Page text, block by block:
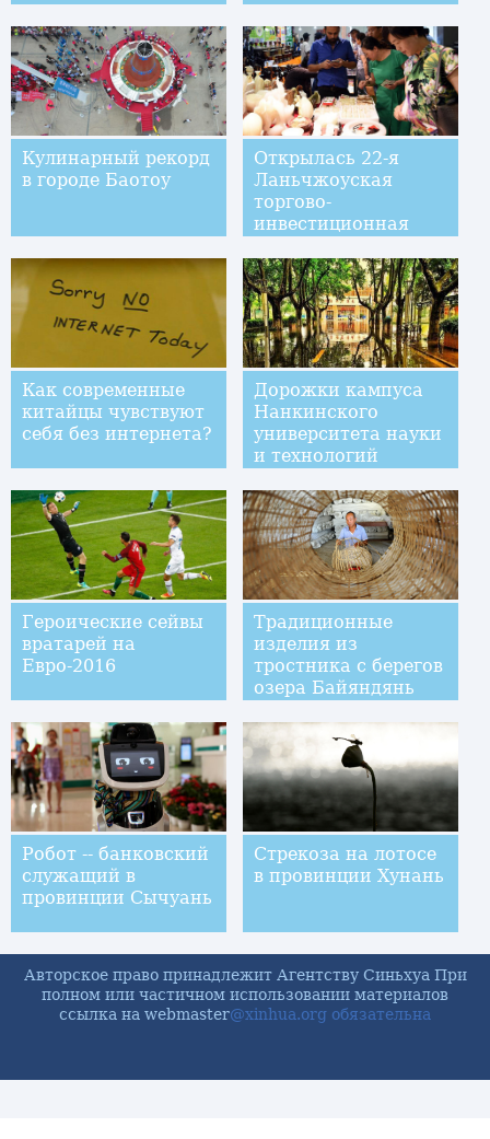
Кулинарный рекорд
в городе Баотоу
Открылась 22-я
Ланьчжоуская
торгово-
инвестиционная
Как современные
китайцы чувствуют
себя без интернета?
Дорожки кампуса
Нанкинского
университета науки
и технологий
бесконечные озера
и реки из-за
продолжительных
проливных дождей
Героические сейвы
вратарей на
Евро-2016
Традиционные
изделия из
тростника с берегов
озера Байяндянь
Робот -- банковский
служащий в
провинции Сычуань
Стрекоза на лотосе
в провинции Хунань
Авторское право принадлежит Агентству Синьхуа При
полном или частичном использовании материалов
ссылка на webmaster@xinhua.org обязательна